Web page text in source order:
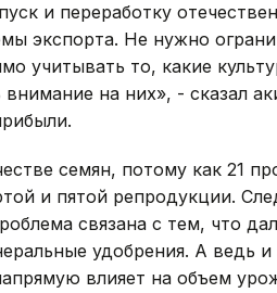
и переработку
экспорта. Не нужно
учитывать то, какие
на них», - сказал
семян, потому как 21
и пятой репродукции.
связана с тем, что
удобрения. А ведь
влияет на объем